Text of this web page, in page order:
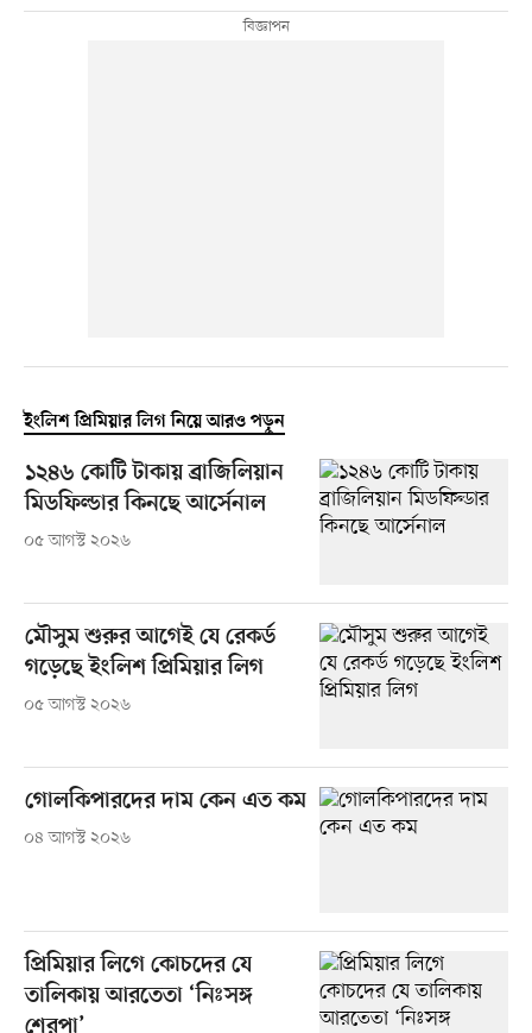
ইংলিশ প্রিমিয়ার লিগ নিয়ে আরও পড়ুন
১২৪৬ কোটি টাকায় ব্রাজিলিয়ান
মিডফিল্ডার কিনছে আর্সেনাল
০৫ আগস্ট ২০২৬
মৌসুম শুরুর আগেই যে রেকর্ড
গড়েছে ইংলিশ প্রিমিয়ার লিগ
০৫ আগস্ট ২০২৬
গোলকিপারদের দাম কেন এত কম
০৪ আগস্ট ২০২৬
প্রিমিয়ার লিগে কোচদের যে
তালিকায় আরতেতা ‘নিঃসঙ্গ